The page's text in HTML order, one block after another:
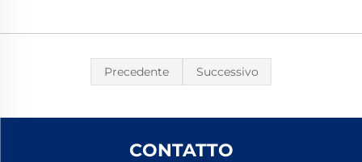
Precedente Successivo
CONTATTO